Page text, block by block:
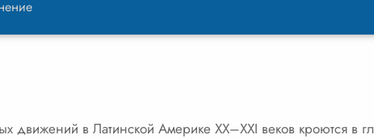
в Латинской Америке XX–XXI веков кроются в